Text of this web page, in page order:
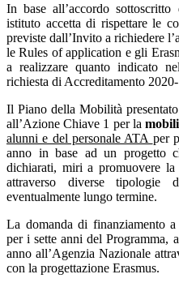
In base all’accordo
istituto accetta di rispettare le
previste dall’Invito a richiedere
le Rules of application e gli
a realizzare quanto indicato
richiesta di Accreditamento
Il Piano della Mobilità
all’Azione Chiave 1 per la
alunni e del personale ATA per
anno in base ad un progetto
dichiarati, miri a promuovere la
attraverso diverse
eventualmente lungo termine.
La domanda di finanziamento
per i sette anni del Programma,
anno all’Agenzia Nazionale
con la progettazione Erasmus.